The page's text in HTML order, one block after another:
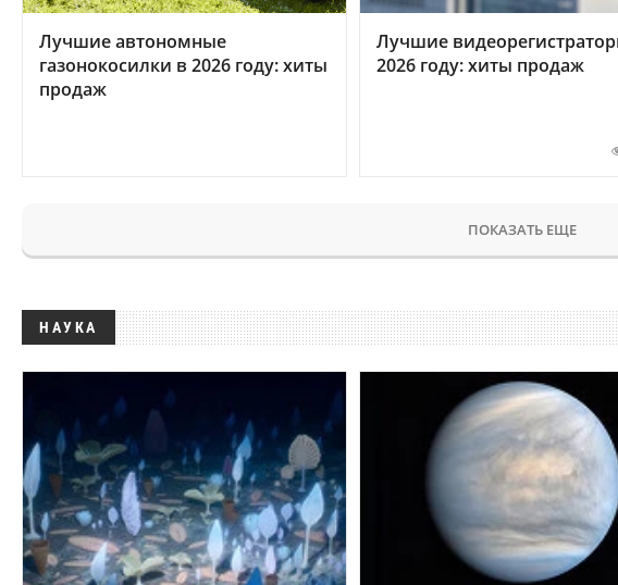
Лучшие автономные
газонокосилки в 2026 году: хиты
продаж
Лучшие
2026 году: хиты продаж
ПОКАЗАТЬ ЕЩЕ
НАУКА